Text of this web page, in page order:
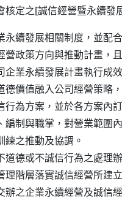
核定之[誠信經營暨永續發
永續發展相關制度，並配
營政策方向與推動計畫，
企業永續發展計畫執行成
德價值融入公司經營策略
行為方案，並於各方案內
編制與職掌，對營業範圍
練之推動及協調。
道德或不誠信行為之處理
理階層落實誠信經營所建
辦之企業永續經營及誠信